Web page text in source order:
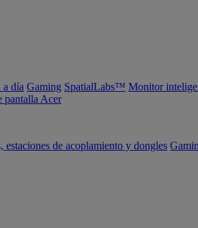
a día Gaming SpatialLabs™ Monitor
pantalla Acer
estaciones de acoplamiento y dongles